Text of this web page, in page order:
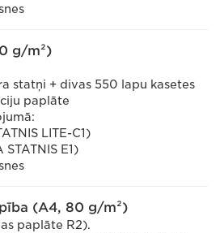
g/m²)
statņi + divas 550 lapu kasetes
paplāte
LITE-C1)
E1)
(A4, 80 g/m²)
paplāte R2).